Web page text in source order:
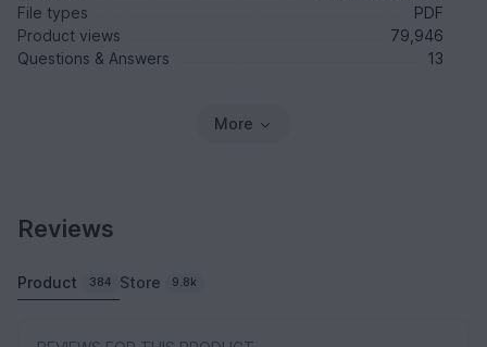
File types
PDF
Product views
79,946
Questions & Answers
13
More
Reviews
Product 384 Store 9.8k